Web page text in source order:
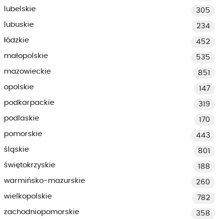
lubelskie
305
lubuskie
234
łódzkie
452
małopolskie
535
mazowieckie
851
opolskie
147
podkarpackie
319
podlaskie
170
pomorskie
443
śląskie
801
świętokrzyskie
188
warmińsko-mazurskie
260
wielkopolskie
782
zachodniopomorskie
358